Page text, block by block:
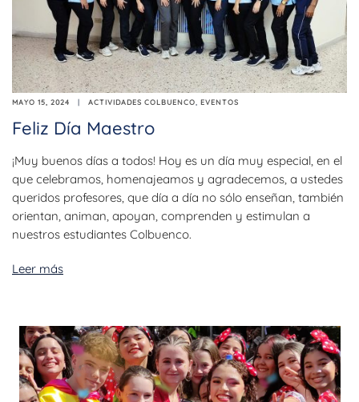
MAYO 15, 2024 ACTIVIDADES COLBUENCO EVENTOS
Feliz Día Maestro
¡Muy buenos días a todos! Hoy es un día muy especial, en el
que celebramos, homenajeamos y agradecemos, a ustedes
queridos profesores, que día a día no sólo enseñan, también
orientan, animan, apoyan, comprenden y estimulan a
nuestros estudiantes Colbuenco.
Leer más